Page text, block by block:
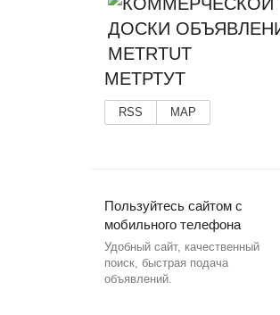
МЕТРТУТ
RSS MAP
Пользуйтесь сайтом с
мобильного телефона
Удобный сайт, качественный
поиск, быстрая подача
объявлений.